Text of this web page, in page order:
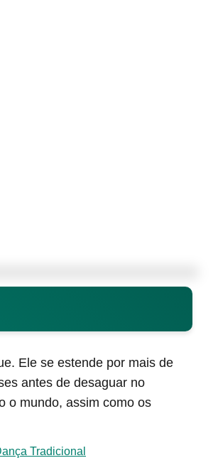
Ele se estende por mais de
antes de desaguar no
o mundo, assim como os
Tradicional